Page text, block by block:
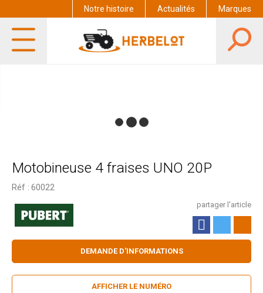
Notre histoire Actualités Marques
Motobineuse 4 fraises UNO 20P
Réf : 60022
partager l'article
DEMANDE D'INFORMATIONS
AFFICHER LE NUMÉRO